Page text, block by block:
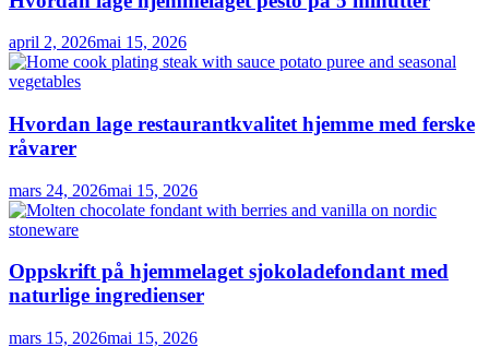
april 2, 2026mai 15, 2026
Hvordan lage restaurantkvalitet hjemme med ferske
råvarer
mars 24, 2026mai 15, 2026
Oppskrift på hjemmelaget sjokoladefondant med
naturlige ingredienser
mars 15, 2026mai 15, 2026